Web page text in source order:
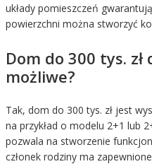
układy pomieszczeń
powierzchni można stworzyć
Dom do 300 tys.
możliwe?
Tak, dom do 300 tys. zł jest
na przykład o modelu 2+1 lub
pozwala na stworzenie
członek rodziny ma